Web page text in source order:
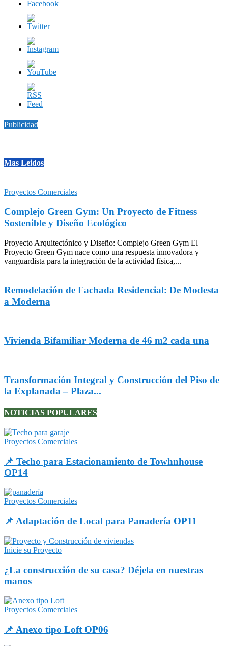
Publicidad
Mas Leidos
Proyectos Comerciales
Complejo Green Gym: Un Proyecto de Fitness
Sostenible y Diseño Ecológico
Proyecto Arquitectónico y Diseño: Complejo Green Gym El
Proyecto Green Gym nace como una respuesta innovadora y
vanguardista para la integración de la actividad física,...
Remodelación de Fachada Residencial: De Modesta
a Moderna
Vivienda Bifamiliar Moderna de 46 m2 cada una
Transformación Integral y Construcción del Piso de
la Explanada – Plaza...
NOTICIAS POPULARES
Proyectos Comerciales
📌 Techo para Estacionamiento de Towhnhouse
OP14
Proyectos Comerciales
📌 Adaptación de Local para Panadería OP11
Inicie su Proyecto
¿La construcción de su casa? Déjela en nuestras
manos
Proyectos Comerciales
📌 Anexo tipo Loft OP06